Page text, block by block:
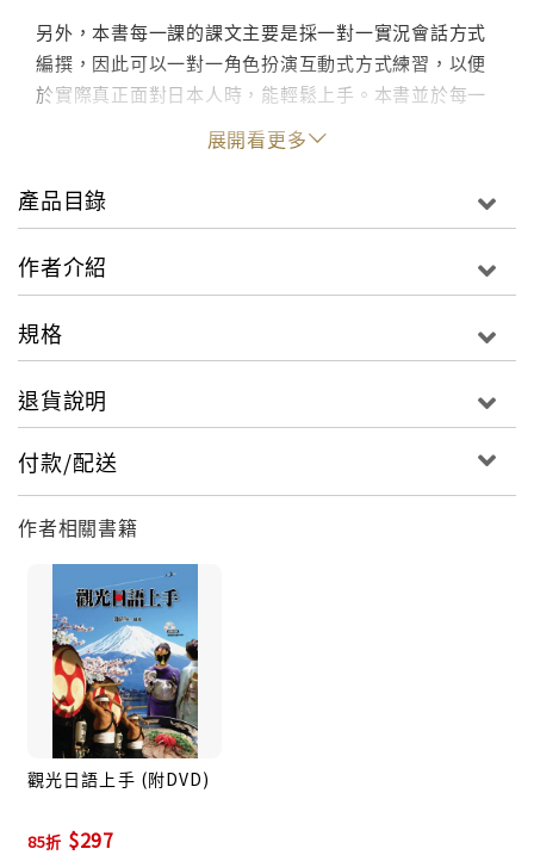
另外，本書每一課的課文主要是採一對一實況會話方式
編撰，因此可以一對一角色扮演互動式方式練習，以便
於實際真正面對日本人時，能輕鬆上手。本書並於每一
課生詞部分列出相關單字，可讓學習者達到舉一反三與
觸類旁通的效果，因此是一本非常實用的生活日語會話
書。
展開看更多
產品目錄
作者介紹
規格
退貨說明
付款/配送
作者相關書籍
觀光日語上手 (附DVD)
85折 $297